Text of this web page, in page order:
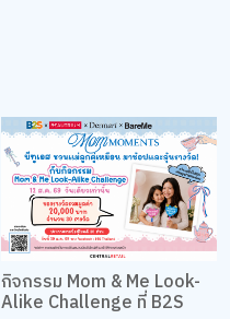
กิจกรรม Mom & Me Look-
Alike Challenge ที่ B2S